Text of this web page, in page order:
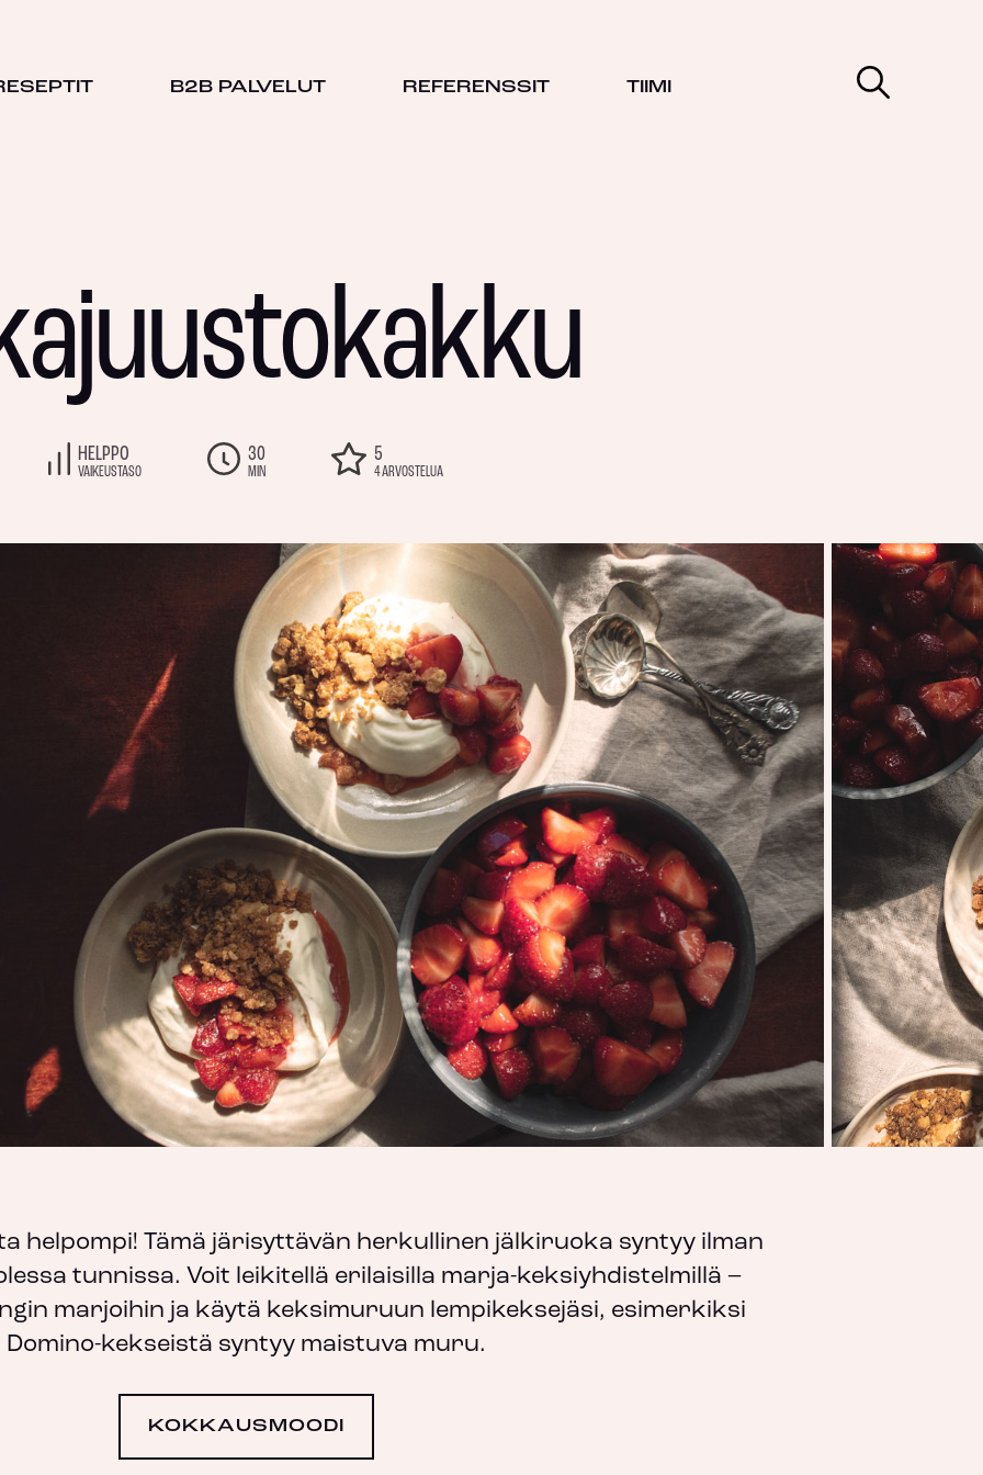
B2B PALVELUT REFERENSSIT TIIMI
HELPPO
VAIKEUSTASO
30
MIN
5
4 ARVOSTELUA
helpompi! Tämä järisyttävän herkullinen jälkiruoka syntyy ilman
tunnissa. Voit leikitellä erilaisilla marja-keksiyhdistelmillä –
marjoihin ja käytä keksimuruun lempikeksejäsi, esimerkiksi
Domino-kekseistä syntyy maistuva muru.
KOKKAUSMOODI